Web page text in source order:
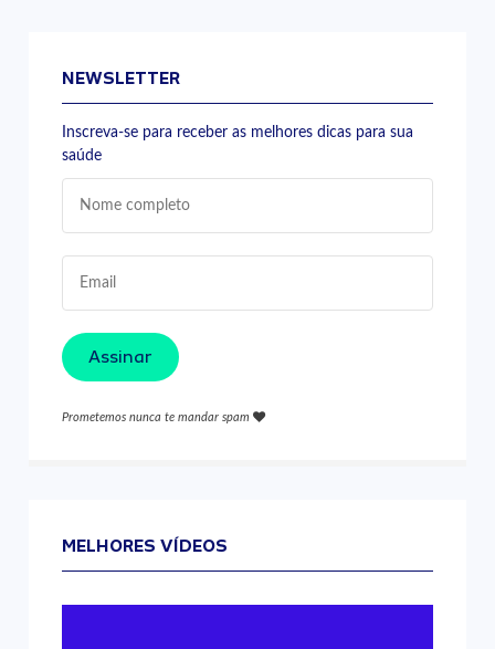
NEWSLETTER
Inscreva-se para receber as melhores dicas para sua
saúde
Assinar
Prometemos nunca te mandar spam
MELHORES VÍDEOS